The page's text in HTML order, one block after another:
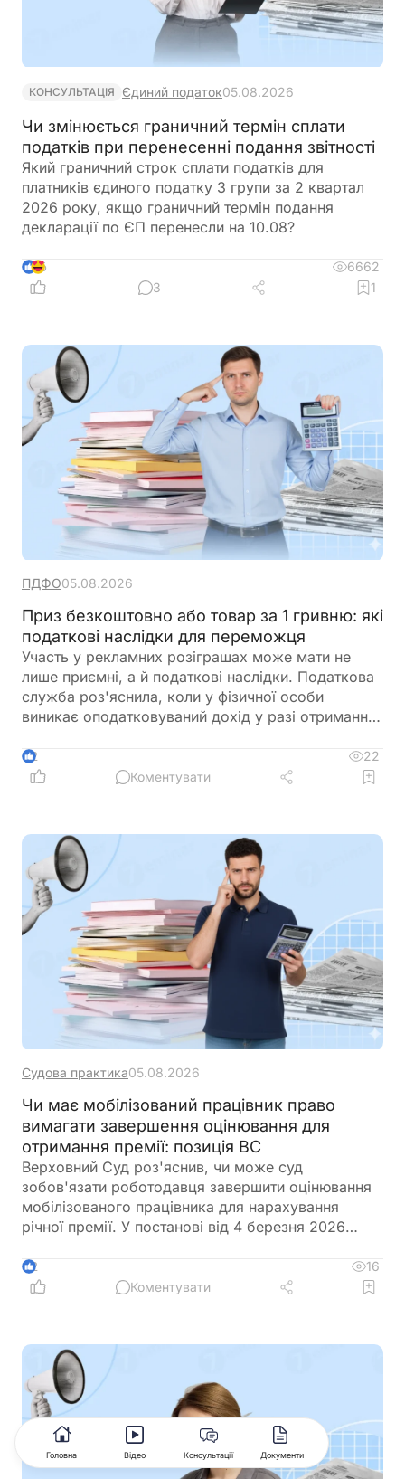
КОНСУЛЬТАЦІЯ Єдиний податок05.08.2026
Чи змінюється граничний термін сплати
податків при перенесенні подання звітності
Який граничний строк сплати податків для
платників єдиного податку 3 групи за 2 квартал
2026 року, якщо граничний термін подання
декларації по ЄП перенесли на 10.08?
6
6662
3
1
ПДФО05.08.2026
Приз безкоштовно або товар за 1 гривню: які
податкові наслідки для переможця
Участь у рекламних розіграшах може мати не
лише приємні, а й податкові наслідки. Податкова
служба роз'яснила, коли у фізичної особи
виникає оподатковуваний дохід у разі отримання
ціною. Порядок оподаткування залежить від того,
чи отримує переможець приз безкоштовно, чи
юридична особа, яка проводить розіграш
2
22
Коментувати
Судова практика05.08.2026
Чи має мобілізований працівник право
вимагати завершення оцінювання для
отримання премії: позиція ВС
Верховний Суд роз'яснив, чи може суд
зобов'язати роботодавця завершити оцінювання
мобілізованого працівника для нарахування
річної премії. У постанові від 4 березня 2026
проходження військової служби не свідчить про
порушення трудових прав. Вирішальне значення
ініціювання процедури оцінювання. Суд також
наголосив, що не має права втручатися в кадрові
процеси роботодавця та підміняти його
управлінські рішення
2
16
Коментувати
Головна Відео Консультації Документи